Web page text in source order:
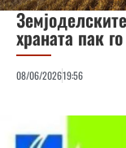
храната пак
08/06/202619:56